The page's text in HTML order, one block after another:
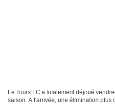
Le Tours FC a totalement déjoué
saison. A l'arrivée, une élimination plus